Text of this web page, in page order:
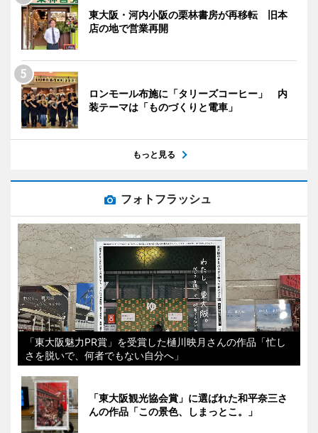
東大阪・河内小阪の栗林書房が再移転 旧本
店の地で営業再開
ロンモール布施に「タリーズコーヒー」 内
装テーマは「ものづくりと電車」
もっと見る
フォトフラッシュ
「東大阪魅力PR賞」を受賞した樋川映月さんの作品「忙し
さを脱いで、何者でもない自分へ」
「東大阪観光協会賞」に選ばれた和平奈三さ
んの作品「この景色、しまっとこ。」